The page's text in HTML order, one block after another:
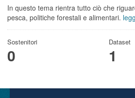
In questo tema rientra tutto ciò che
pesca, politiche forestali e alimentari.
Sostenitori
0
Dataset
1